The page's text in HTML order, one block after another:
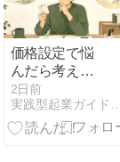
イズ感・生地
感など】
価格設定で悩
んだら考える
3つの視点
2日前
実践型起業ガイド - 1から始める起業